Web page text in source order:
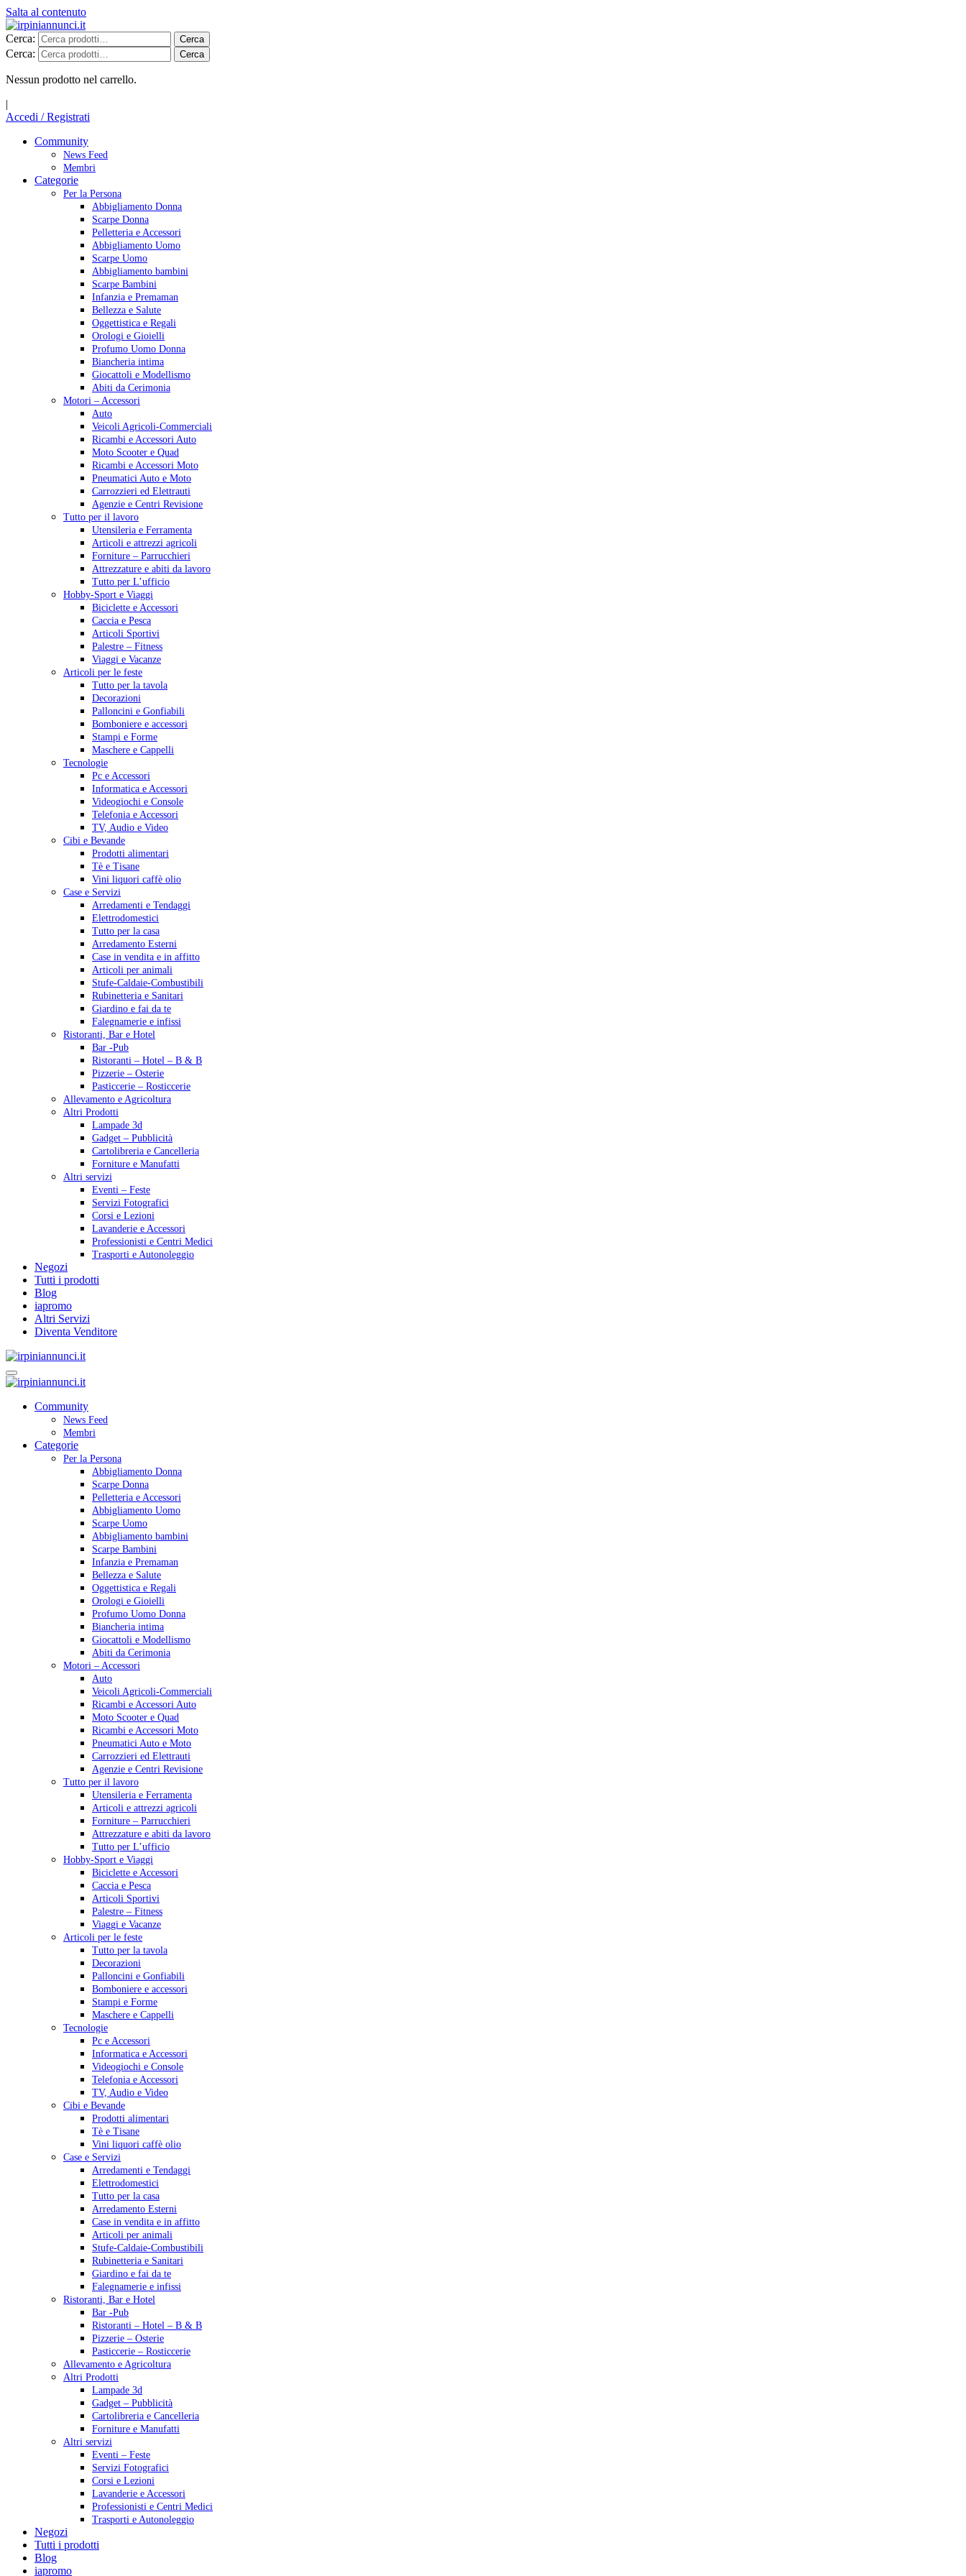
Salta al contenuto
Cerca: Cerca
Cerca: Cerca
Nessun prodotto nel carrello.
|
Accedi / Registrati
Community
News Feed
Membri
Categorie
Per la Persona
Abbigliamento Donna
Scarpe Donna
Pelletteria e Accessori
Abbigliamento Uomo
Scarpe Uomo
Abbigliamento bambini
Scarpe Bambini
Infanzia e Premaman
Bellezza e Salute
Oggettistica e Regali
Orologi e Gioielli
Profumo Uomo Donna
Biancheria intima
Giocattoli e Modellismo
Abiti da Cerimonia
Motori – Accessori
Auto
Veicoli Agricoli-Commerciali
Ricambi e Accessori Auto
Moto Scooter e Quad
Ricambi e Accessori Moto
Pneumatici Auto e Moto
Carrozzieri ed Elettrauti
Agenzie e Centri Revisione
Tutto per il lavoro
Utensileria e Ferramenta
Articoli e attrezzi agricoli
Forniture – Parrucchieri
Attrezzature e abiti da lavoro
Tutto per L’ufficio
Hobby-Sport e Viaggi
Biciclette e Accessori
Caccia e Pesca
Articoli Sportivi
Palestre – Fitness
Viaggi e Vacanze
Articoli per le feste
Tutto per la tavola
Decorazioni
Palloncini e Gonfiabili
Bomboniere e accessori
Stampi e Forme
Maschere e Cappelli
Tecnologie
Pc e Accessori
Informatica e Accessori
Videogiochi e Console
Telefonia e Accessori
TV, Audio e Video
Cibi e Bevande
Prodotti alimentari
Tè e Tisane
Vini liquori caffè olio
Case e Servizi
Arredamenti e Tendaggi
Elettrodomestici
Tutto per la casa
Arredamento Esterni
Case in vendita e in affitto
Articoli per animali
Stufe-Caldaie-Combustibili
Rubinetteria e Sanitari
Giardino e fai da te
Falegnamerie e infissi
Ristoranti, Bar e Hotel
Bar -Pub
Ristoranti – Hotel – B & B
Pizzerie – Osterie
Pasticcerie – Rosticcerie
Allevamento e Agricoltura
Altri Prodotti
Lampade 3d
Gadget – Pubblicità
Cartolibreria e Cancelleria
Forniture e Manufatti
Altri servizi
Eventi – Feste
Servizi Fotografici
Corsi e Lezioni
Lavanderie e Accessori
Professionisti e Centri Medici
Trasporti e Autonoleggio
Negozi
Tutti i prodotti
Blog
iapromo
Altri Servizi
Diventa Venditore
Community
News Feed
Membri
Categorie
Per la Persona
Abbigliamento Donna
Scarpe Donna
Pelletteria e Accessori
Abbigliamento Uomo
Scarpe Uomo
Abbigliamento bambini
Scarpe Bambini
Infanzia e Premaman
Bellezza e Salute
Oggettistica e Regali
Orologi e Gioielli
Profumo Uomo Donna
Biancheria intima
Giocattoli e Modellismo
Abiti da Cerimonia
Motori – Accessori
Auto
Veicoli Agricoli-Commerciali
Ricambi e Accessori Auto
Moto Scooter e Quad
Ricambi e Accessori Moto
Pneumatici Auto e Moto
Carrozzieri ed Elettrauti
Agenzie e Centri Revisione
Tutto per il lavoro
Utensileria e Ferramenta
Articoli e attrezzi agricoli
Forniture – Parrucchieri
Attrezzature e abiti da lavoro
Tutto per L’ufficio
Hobby-Sport e Viaggi
Biciclette e Accessori
Caccia e Pesca
Articoli Sportivi
Palestre – Fitness
Viaggi e Vacanze
Articoli per le feste
Tutto per la tavola
Decorazioni
Palloncini e Gonfiabili
Bomboniere e accessori
Stampi e Forme
Maschere e Cappelli
Tecnologie
Pc e Accessori
Informatica e Accessori
Videogiochi e Console
Telefonia e Accessori
TV, Audio e Video
Cibi e Bevande
Prodotti alimentari
Tè e Tisane
Vini liquori caffè olio
Case e Servizi
Arredamenti e Tendaggi
Elettrodomestici
Tutto per la casa
Arredamento Esterni
Case in vendita e in affitto
Articoli per animali
Stufe-Caldaie-Combustibili
Rubinetteria e Sanitari
Giardino e fai da te
Falegnamerie e infissi
Ristoranti, Bar e Hotel
Bar -Pub
Ristoranti – Hotel – B & B
Pizzerie – Osterie
Pasticcerie – Rosticcerie
Allevamento e Agricoltura
Altri Prodotti
Lampade 3d
Gadget – Pubblicità
Cartolibreria e Cancelleria
Forniture e Manufatti
Altri servizi
Eventi – Feste
Servizi Fotografici
Corsi e Lezioni
Lavanderie e Accessori
Professionisti e Centri Medici
Trasporti e Autonoleggio
Negozi
Tutti i prodotti
Blog
iapromo